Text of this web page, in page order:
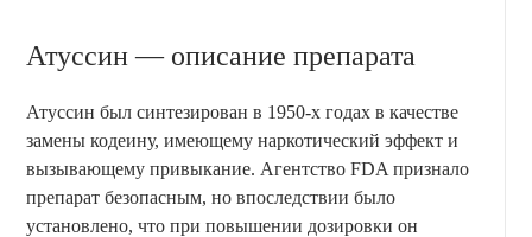
Атуссин — описание препарата
Атуссин был синтезирован в 1950-х годах в качестве
замены кодеину, имеющему наркотический эффект и
вызывающему привыкание. Агентство FDA признало
препарат безопасным, но впоследствии было
установлено, что при повышении дозировки он